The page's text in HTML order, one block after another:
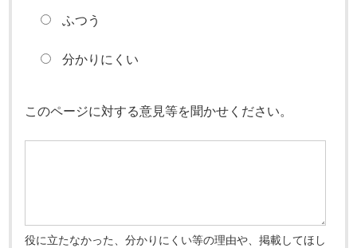
ふつう
分かりにくい
このページに対する意見等を聞かせください。
役に立たなかった、分かりにくい等の理由や、掲載してほし